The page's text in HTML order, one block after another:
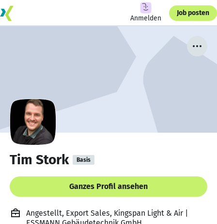
Anmelden
Job posten
Tim Stork Basis
Ganzes Profil ansehen
Angestellt, Export Sales, Kingspan Light & Air |